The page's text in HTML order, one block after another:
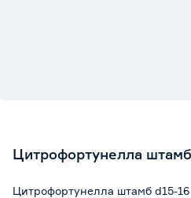
Цитрофортунелла
Цитрофортунелла штамб d15-